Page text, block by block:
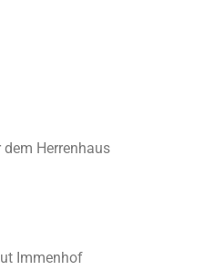
dem Herrenhaus
Immenhof